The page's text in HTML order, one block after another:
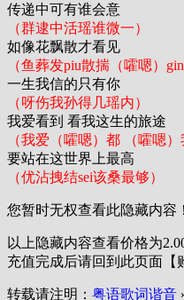
传递中可有谁会意
（群逮中活瑶谁微一）
如像花飘散才看见
（鱼葬发piu散揣（嚯嗯）gin
一生我信的只有你
（呀伤我孙得几瑶内）
我爱看到 看我这生的旅途
（我爱（嚯嗯）都 （嚯嗯）
要站在这世界上最高
（优沾拽结sei该桑最够）
您暂时无权查看此隐藏内容！
以上隐藏内容查看价格为
充值完成后请回到此页面【
转载请注明： 粤语歌词谐音